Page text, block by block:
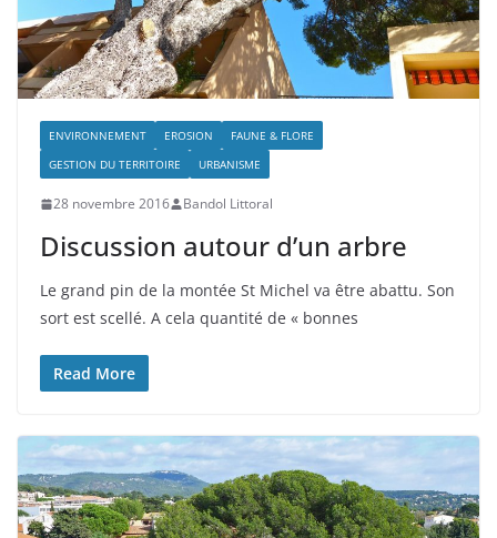
ENVIRONNEMENT EROSION
FAUNE & FLORE
GESTION DU TERRITOIRE
URBANISME
28 novembre 2016 Bandol Littoral
Discussion autour d’un arbre
Le grand pin de la montée St Michel va être abattu. Son
sort est scellé. A cela quantité de « bonnes
Read More